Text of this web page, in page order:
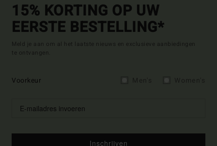
15% KORTING OP UW
EERSTE BESTELLING*
Meld je aan om al het laatste nieuws en exclusieve aanbiedingen
te ontvangen.
Voorkeur
Inschrijven